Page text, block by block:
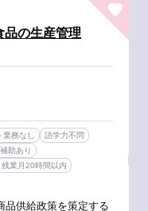
品の生産管理
務なし
語学力不問
助あり
残業月20時間以内
品供給政策を策定する